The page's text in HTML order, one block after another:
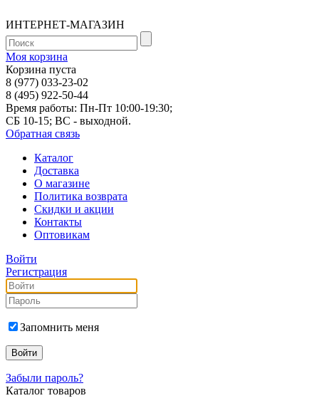
ИНТЕРНЕТ-МАГАЗИН
Моя корзина
Корзина пуста
8 (977) 033-23-02
8 (495) 922-50-44
Время работы: Пн-Пт 10:00-19:30;
СБ 10-15; ВС - выходной.
Обратная связь
Каталог
Доставка
О магазине
Политика возврата
Скидки и акции
Контакты
Оптовикам
Войти
Регистрация
Запомнить меня
Забыли пароль?
Каталог товаров